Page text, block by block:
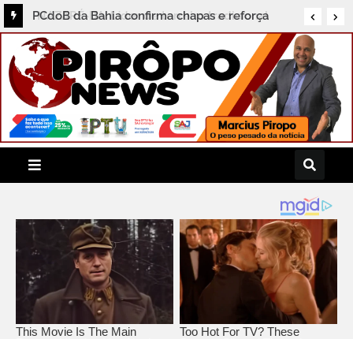
NAZARÉ-BA: Líder de terreiro tradicional
publica nota de repúdio contra a Secretaria de
Cultura por perseguição política e exclusão de
eventos